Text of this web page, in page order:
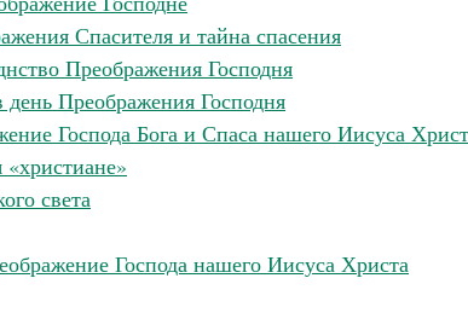
Спасителя и тайна спасения
Преображения Господня
Преображения Господня
Господа Бога и Спаса нашего Иисуса
света
Господа нашего Иисуса Христа